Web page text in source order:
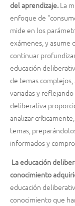
del aprendizaje. La
enfoque de
mide en los
exámenes, y asume
continuar
educación
de temas
variadas y
deliberativa
analizar
temas,
informados y
La educación
conocimiento
educación
conocimiento que